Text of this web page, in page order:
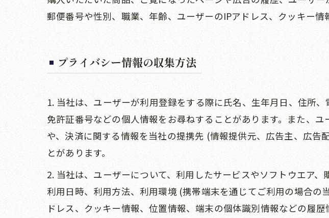
郵便番号や性別、職業、年齢、ユーザーのIPアドレス、クッキー情
プライバシー情報の収集方法
1. 当社は、ユーザーが利用登録をする際に氏名、生年月日、住所
免許証番号などの個人情報をお尋ねすることがあります。また、
や、決済に関する情報を当社の提携先 (情報提供元、広告主、広告
とがあります。
2. 当社は、ユーザーについて、利用したサービスやソフトウエア
利用日時、利用方法、利用環境 (携帯端末を通じてご利用の場合
ドレス、クッキー情報、位置情報、端末の個体識別情報などの履